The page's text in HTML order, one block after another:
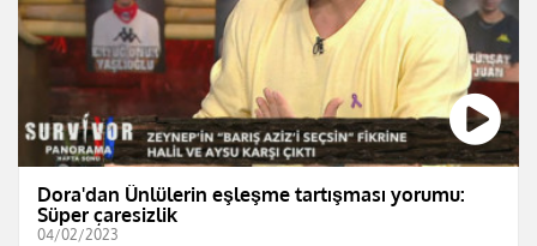
Dora'dan Ünlülerin eşleşme tartışması yorumu:
Süper çaresizlik
04/02/2023